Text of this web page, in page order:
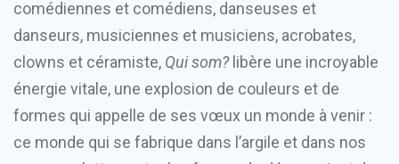
comédiennes et comédiens, danseuses et
danseurs, musiciennes et musiciens, acrobates,
clowns et céramiste, Qui som?libère une incroyable
énergie vitale, une explosion de couleurs et de
formes qui appelle de ses vœux un monde à venir :
ce monde qui se fabrique dans l’argile et dans nos